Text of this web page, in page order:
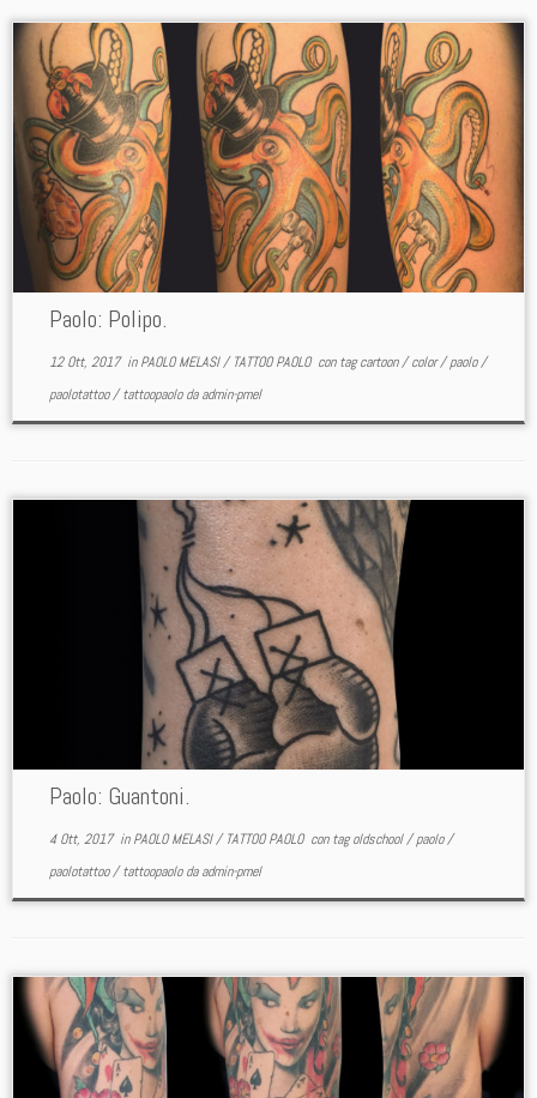
Paolo: Polipo.
12 Ott, 2017inPAOLO MELASI/TATTOO PAOLO con tagcartoon/color/paolo/
paolotattoo/tattoopaolodaadmin-pmel
Paolo: Guantoni.
4 Ott, 2017inPAOLO MELASI/TATTOO PAOLO con tagoldschool/paolo/
paolotattoo/tattoopaolodaadmin-pmel